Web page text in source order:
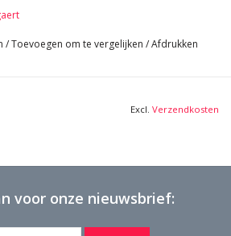
/Toevoegen om te vergelijken /Afdrukken
Excl. Verzendkosten
voor onze nieuwsbrief: